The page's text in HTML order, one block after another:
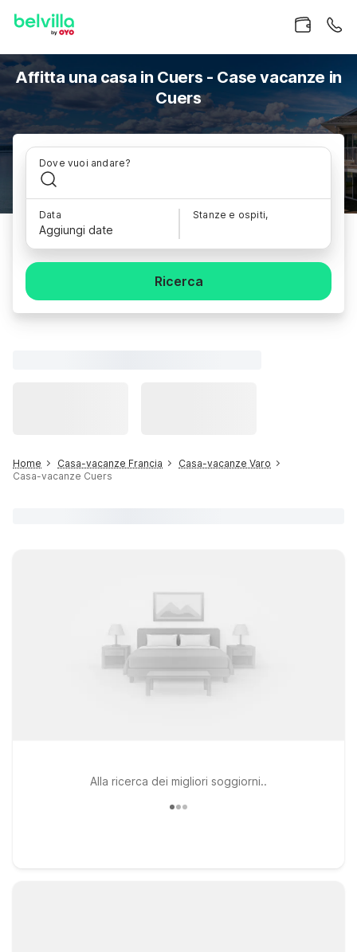
Affitta una casa in Cuers - Case vacanze in
Cuers
Dove vuoi andare?
Data
Aggiungi date
Stanze e ospiti,
Ricerca
Home Casa-vacanze Francia
Casa-vacanze Varo
Casa-vacanze Cuers
Alla ricerca dei migliori soggiorni..